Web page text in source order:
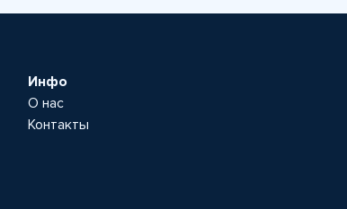
Инфо
О нас
Контакты